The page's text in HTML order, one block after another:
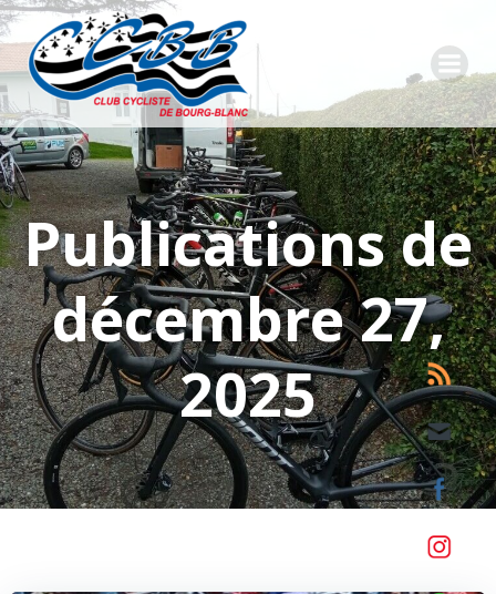
Publications de
décembre 27,
2025